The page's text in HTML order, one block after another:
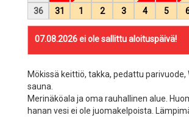
36
31 1 2 3 4 5
07.08.2026ei ole sallittu aloituspäivä!
Mökissä keittiö, takka, pedattu parivuode,
sauna.
Merinäköala ja oma rauhallinen alue.
hanan vesi ei ole juomakelpoista.